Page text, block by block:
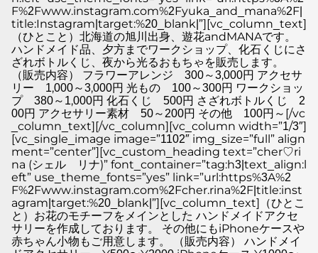
F%2Fwww.instagram.com%2Fyuka_and_mana%2F|
title:Instagram|target:%20_blank|”][vc_column_text]
（ひとこと）北海道の旭川出身、遊花andMANAです。
ハンドメイド品、夕方までワークショップ、化石くじにさ
ざれボトルくじ、夜から光るおもちゃを販売します。
（販売内容） フラワーアレンジ 300～3,000円 アクセサ
リー 1,000～3,000円 光もの 100～300円 ワークショッ
プ 380～1,000円 化石くじ 500円 さざれボトルくじ 2
00円 アクセサリー素材 50～200円 その他 100円～[/vc
_column_text][/vc_column][vc_column width=”1/3″]
[vc_single_image image=”1102″ img_size=”full” align
ment=”center”][vc_custom_heading text=”cher♡ri
na (シェル リナ)” font_container=”tag:h3|text_align:l
eft” use_theme_fonts=”yes” link=”url:https%3A%2
F%2Fwww.instagram.com%2Fcher.rina%2F|title:inst
agram|target:%20_blank|”][vc_column_text]（ひとこ
と）お花のモチーフをメインとした ハンドメイドアクセ
サリーを作成しております。 その他にもiPhoneケースや
赤ちゃん小物もご用意します。 （販売内容） ハンドメイ